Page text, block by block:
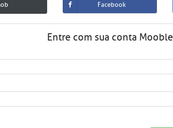
Facebook
Entre com sua conta Mooble